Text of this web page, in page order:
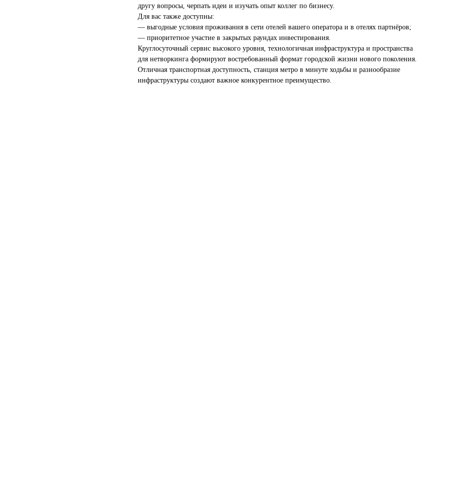
другу вопросы, черпать идеи и изучать опыт коллег по бизнесу.
Для вас также доступны:
— выгодные условия проживания в сети отелей вашего оператора и в отелях партнёров;
— приоритетное участие в закрытых раундах инвестирования.
Круглосуточный сервис высокого уровня, технологичная инфраструктура и пространства
для нетворкинга формируют востребованный формат городской жизни нового поколения.
Отличная транспортная доступность, станция метро в минуте ходьбы и разнообразие
инфраструктуры создают важное конкурентное преимущество.